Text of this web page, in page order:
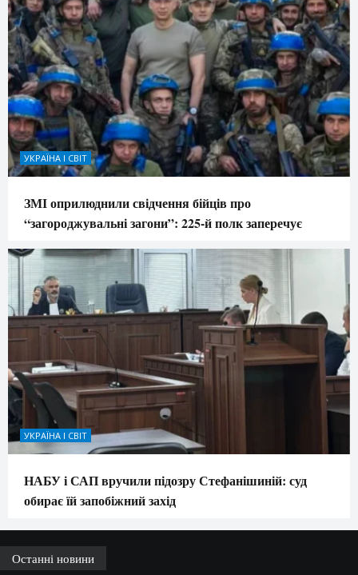
УКРАЇНА І СВІТ
ЗМІ оприлюднили свідчення бійців про
“загороджувальні загони”: 225-й полк заперечує
УКРАЇНА І СВІТ
НАБУ і САП вручили підозру Стефанішиній: суд
обирає їй запобіжний захід
Останні новини